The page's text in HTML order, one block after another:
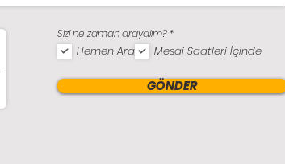
Sizi ne zaman arayalım?*Z
r
l
u
Hemen Ara Mesai Saatleri İçinde
GÖNDER